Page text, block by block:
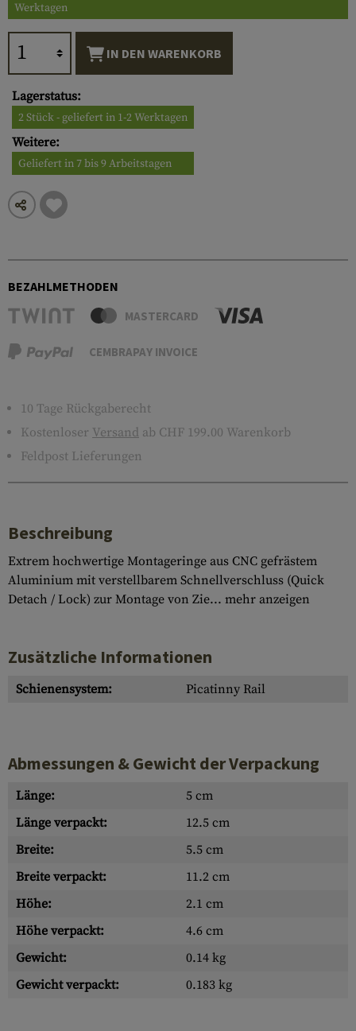
Werktagen
IN DEN WARENKORB
Lagerstatus:
2 Stück - geliefert in 1-2 Werktagen
Weitere:
Geliefert in 7 bis 9 Arbeitstagen
BEZAHLMETHODEN
MASTERCARD
CEMBRAPAY INVOICE
10 Tage Rückgaberecht
Kostenloser Versand ab CHF 199.00 Warenkorb
Feldpost Lieferungen
Beschreibung
Extrem hochwertige Montageringe aus CNC gefrästem
Aluminium mit verstellbarem Schnellverschluss (Quick
Detach / Lock) zur Montage von Zie... mehr anzeigen
Zusätzliche Informationen
Schienensystem: Picatinny Rail
Abmessungen & Gewicht der Verpackung
Länge:
5 cm
Länge verpackt:
12.5 cm
Breite:
5.5 cm
Breite verpackt:
11.2 cm
Höhe:
2.1 cm
Höhe verpackt:
4.6 cm
Gewicht:
0.14 kg
Gewicht verpackt:
0.183 kg